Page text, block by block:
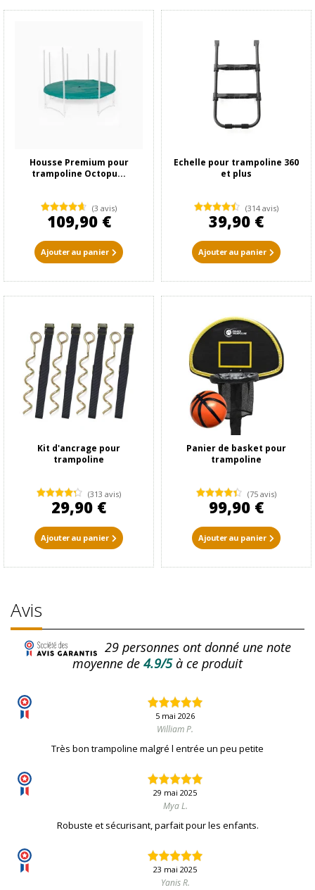
Housse Premium pour
trampoline Octopu...
(3 avis)
109,90 €
Ajouter au panier
Echelle pour trampoline 360
et plus
(314 avis)
39,90 €
Ajouter au panier
Kit d'ancrage pour
trampoline
(313 avis)
29,90 €
Ajouter au panier
Panier de basket pour
trampoline
(75 avis)
99,90 €
Ajouter au panier
Avis
29personnes ont donné une note
moyenne de 4.9/5à ce produit
5 mai 2026
William P.
Très bon trampoline malgré l entrée un peu petite
29 mai 2025
Mya L.
Robuste et sécurisant, parfait pour les enfants.
23 mai 2025
Yanis R.